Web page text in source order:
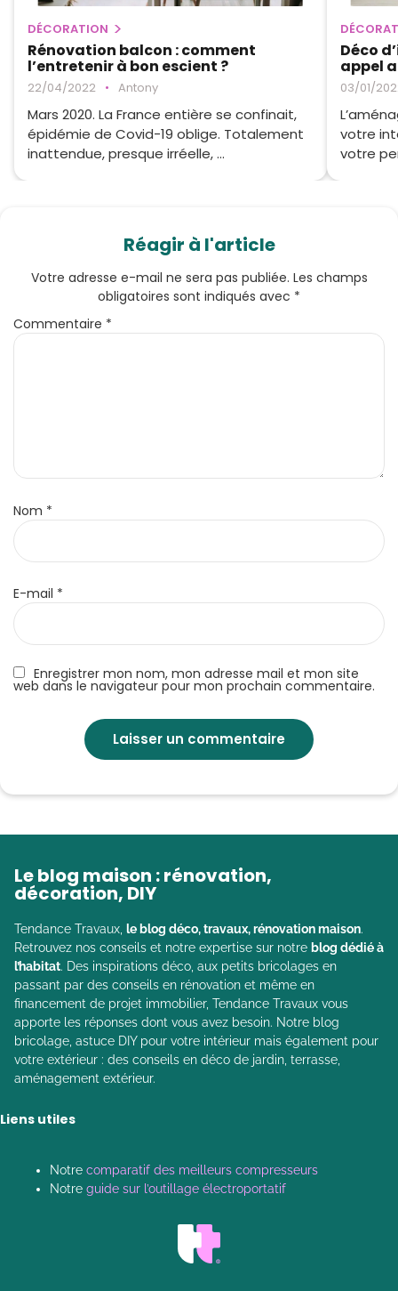
DÉCORATION
Rénovation balcon : comment
l’entretenir à bon escient ?
22/04/2022 • Antony
Mars 2020. La France entière se confinait,
épidémie de Covid-19 oblige. Totalement
inattendue, presque irréelle, ...
Déco
appel
03/01/
votre
votre
Réagir à l'article
Enregistrer mon nom, mon adresse mail et mon site
web dans le navigateur pour mon prochain commentaire.
Votre adresse e-mail ne sera pas publiée. Les champs
obligatoires sont indiqués avec *
Commentaire *
Nom *
E-mail *
Le blog maison : rénovation,
décoration, DIY
Tendance Travaux, le blog déco, travaux, rénovation maison.
Retrouvez nos conseils et notre expertise sur notre blog dédié à
l’habitat. Des inspirations déco, aux petits bricolages en
passant par des conseils en rénovation et même en
financement de projet immobilier, Tendance Travaux vous
apporte les réponses dont vous avez besoin. Notre blog
bricolage, astuce DIY pour votre intérieur mais également pour
votre extérieur : des conseils en déco de jardin, terrasse,
aménagement extérieur.
Liens utiles
Notre comparatif des meilleurs compresseurs
Notre guide sur l’outillage électroportatif